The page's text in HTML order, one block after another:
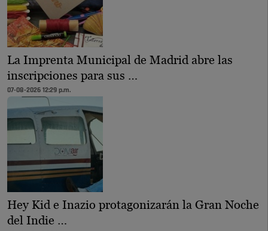
La Imprenta Municipal de Madrid abre las
inscripciones para sus …
07-08-2026 12:29 p.m.
Hey Kid e Inazio protagonizarán la Gran Noche
del Indie …